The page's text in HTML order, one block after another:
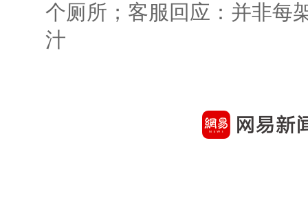
个厕所；客服回应：并非每
汁